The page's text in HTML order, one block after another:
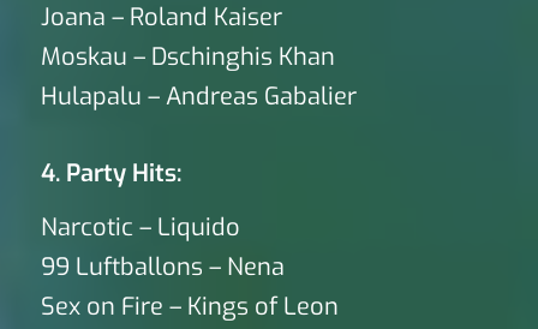
Joana – Roland Kaiser
Moskau – Dschinghis Khan
Hulapalu – Andreas Gabalier
4. Party Hits:
Narcotic – Liquido
99 Luftballons – Nena
Sex on Fire – Kings of Leon